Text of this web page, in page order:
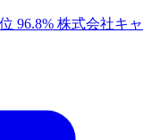
96.8% 株式会社キャ